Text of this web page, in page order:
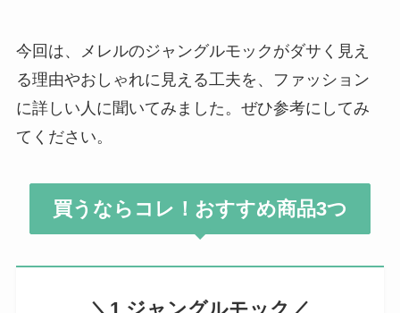
今回は、メレルのジャングルモックがダサく見え
る理由やおしゃれに見える工夫を、ファッション
に詳しい人に聞いてみました。ぜひ参考にしてみ
てください。
買うならコレ！おすすめ商品3つ